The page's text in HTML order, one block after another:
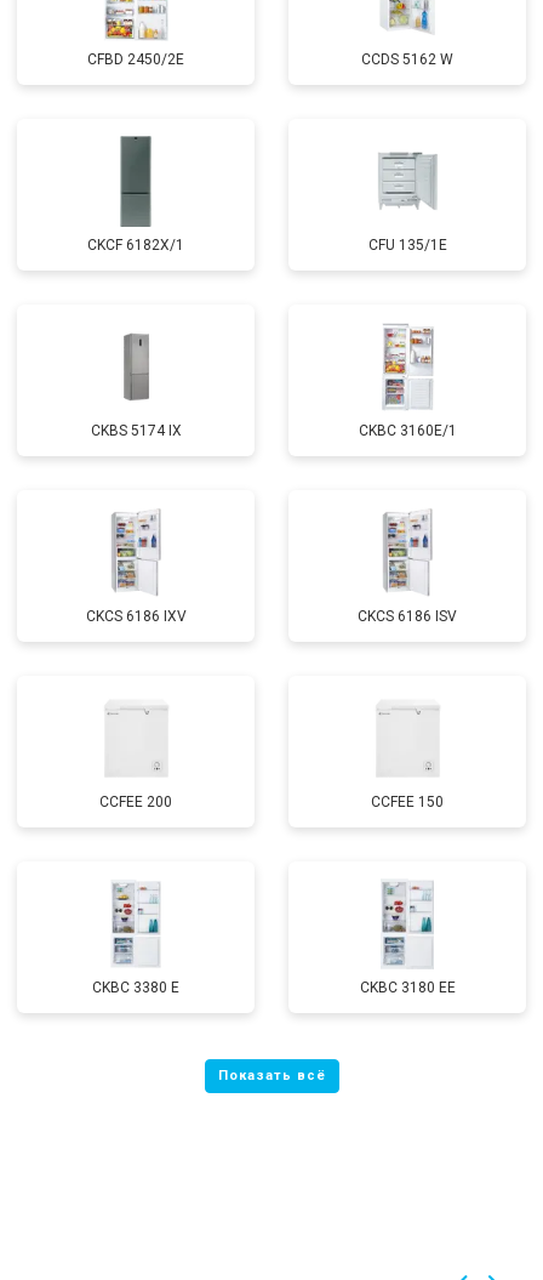
CFBD 2450/2E CCDS 5162 W
CKCF 6182X/1 CFU 135/1E
CKBS 5174 IX CKBC 3160E/1
CKCS 6186 IXV CKCS 6186 ISV
CCFEE 200 CCFEE 150
CKBC 3380 E CKBC 3180 EE